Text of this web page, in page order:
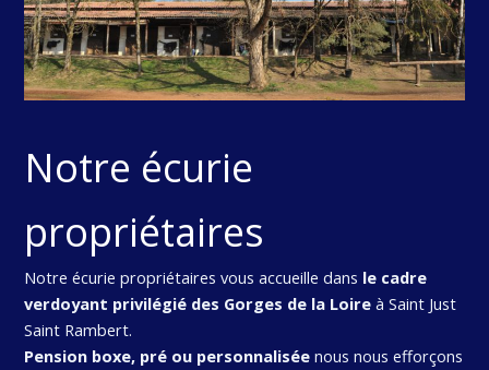
Notre écurie
propriétaires
Notre écurie propriétaires vous accueille dans le cadre
verdoyant privilégié des Gorges de la Loireà Saint Just
Saint Rambert.
Pension boxe, pré ou personnaliséenous nous efforçons